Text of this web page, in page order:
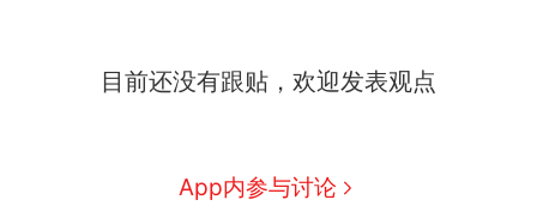
目前还没有跟贴，欢迎发表观点
App内参与讨论
全部作废，公平么？
国大使骑行绕了几乎整个国境
线一圈，还曾两次到中国寻根
搬家报价570元，搬到楼下交